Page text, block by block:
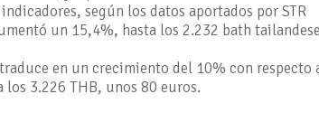
según los datos aportados por STR
un 15,4%, hasta los 2.232 bath
en un crecimiento del 10% con respecto
3.226 THB, unos 80 euros.